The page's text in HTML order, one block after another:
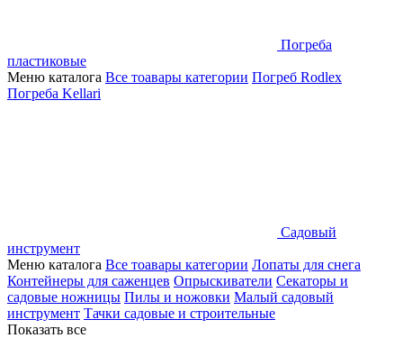
Погреба
пластиковые
Меню каталога Все тоавары категории Погреб Rodlex
Погреба Kellari
Садовый
инструмент
Меню каталога Все тоавары категории Лопаты для снега
Контейнеры для саженцев Опрыскиватели Секаторы и
садовые ножницы Пилы и ножовки Малый садовый
инструмент Тачки садовые и строительные
Показать все